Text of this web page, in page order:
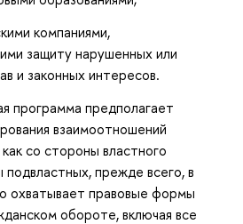
компаниями,
защиту нарушенных или
и законных интересов.
программа предполагает
взаимоотношений
со стороны властного
прежде всего, в
охватывает правовые формы
обороте, включая все